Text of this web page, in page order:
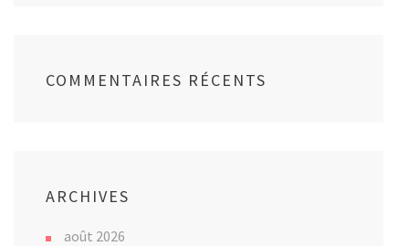
COMMENTAIRES RÉCENTS
ARCHIVES
août 2026